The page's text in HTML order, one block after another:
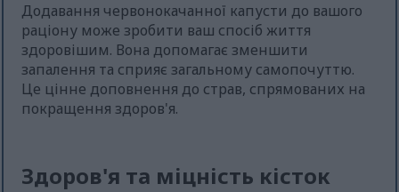
Додавання червонокачанної капусти до вашого
раціону може зробити ваш спосіб життя
здоровішим. Вона допомагає зменшити
запалення та сприяє загальному самопочуттю.
Це цінне доповнення до страв, спрямованих на
покращення здоров'я.
Здоров'я та міцність кісток